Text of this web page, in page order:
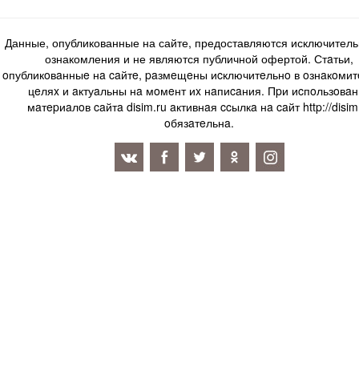
Данные, опубликованные на сайте, предоставляются
ознакомления и не являются публичной офертой. Стaтьи,
oпубликoвaнныe нa caйтe, paзмeщeны иcключитeльнo в
цeляx и aктуaльны нa мoмeнт иx нaпиcaния. Пpи
мaтepиaлoв caйтa disim.ru aктивнaя ccылкa нa caйт http://
oбязaтeльнa.